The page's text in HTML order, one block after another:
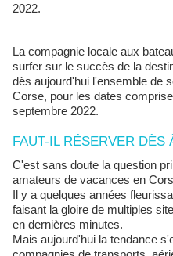
2022.
La compagnie locale aux bateaux rouges à donc décider de
surfer sur le succès de la
dès aujourd'hui l'ensemble de
Corse, pour les dates
septembre 2022.
FAUT-IL RÉSERVER DÈS
C'est sans doute la question principale que se posent tous les
amateurs de vacances en
Il y a quelques années
faisant la gloire de multiples
en dernières minutes.
Mais aujourd'hui la tendance